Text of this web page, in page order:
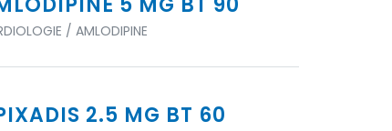
/ AMLODIPINE
2.5 MG BT 60